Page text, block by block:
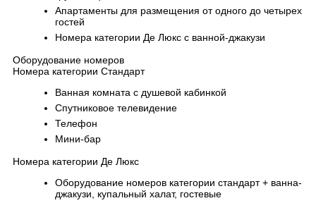
Апартаменты для размещения от одного до четырех
гостей
Номера категории Де Люкс с ванной-джакузи
Оборудование номеров
Номера категории Стандарт
Ванная комната с душевой кабинкой
Спутниковое телевидение
Телефон
Мини-бар
Номера категории Де Люкс
Оборудование номеров категории стандарт + ванна-
джакузи, купальный халат, гостевые